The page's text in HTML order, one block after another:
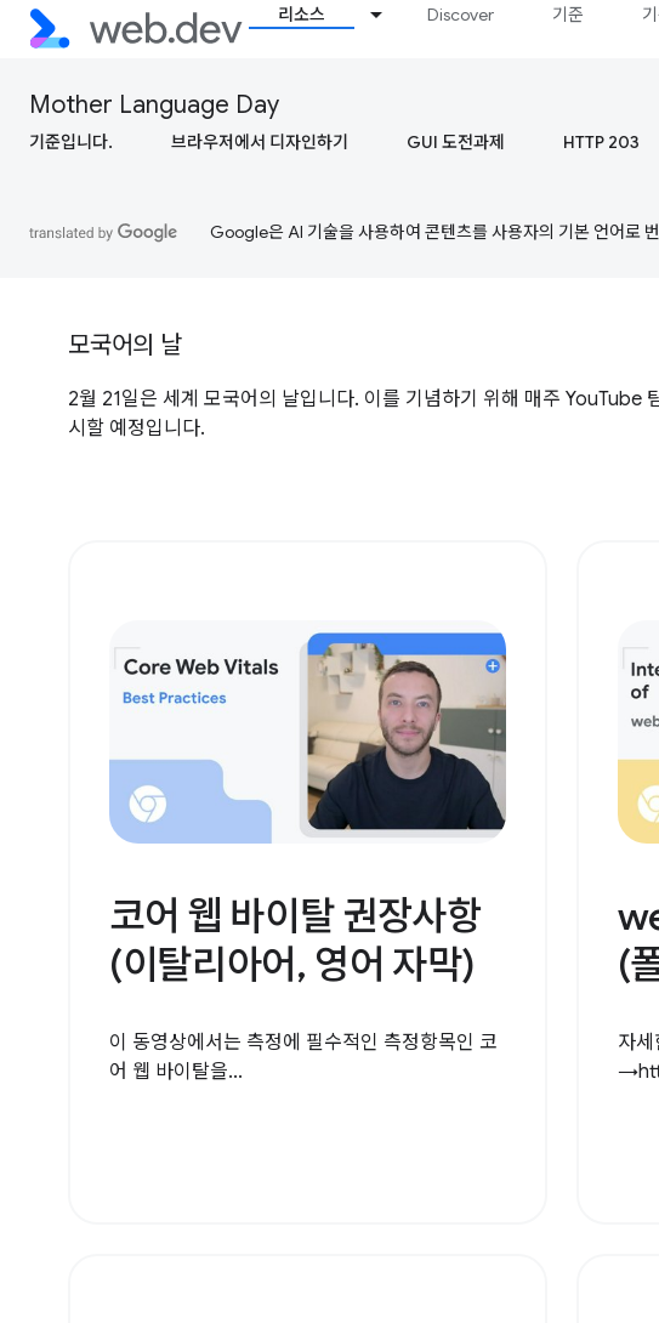
리소스 Discover 기준
Mother Language Day
기준입니다. 브라우저에서 디자인하기 GUI 도전과제 HTTP 203
Google은 AI 기술을 사용하여 콘텐츠를 사용자의 기본 언어로
모국어의 날
2월 21일은 세계 모국어의 날입니다. 이를 기념하기 위해 매주 YouTube
시할 예정입니다.
코어 웹 바이탈 권장사항
(이탈리아어, 영어 자막)
이 동영상에서는 측정에 필수적인 측정항목인 코
어 웹 바이탈을...
(
자